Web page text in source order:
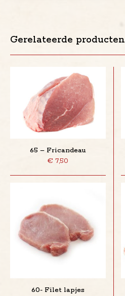
Gerelateerde producten
65 – Fricandeau
€ 7,50
60- Filet lapjes